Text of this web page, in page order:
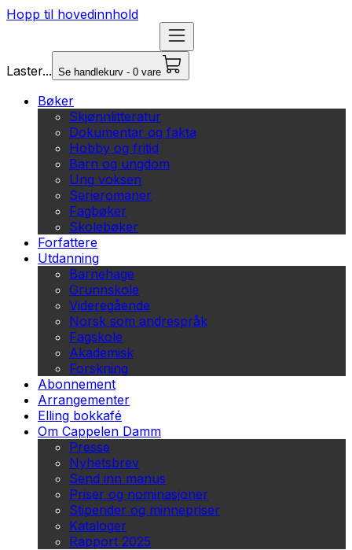
Hopp til hovedinnhold
Laster... Se handlekurv - 0 vare
Bøker
Skjønnlitteratur
Dokumentar og fakta
Hobby og fritid
Barn og ungdom
Ung voksen
Serieromaner
Fagbøker
Skolebøker
Forfattere
Utdanning
Barnehage
Grunnskole
Videregående
Norsk som andrespråk
Fagskole
Akademisk
Forskning
Abonnement
Arrangementer
Elling bokkafé
Om Cappelen Damm
Presse
Nyhetsbrev
Send inn manus
Priser og nominasjoner
Stipender og minnepriser
Kataloger
Rapport 2025